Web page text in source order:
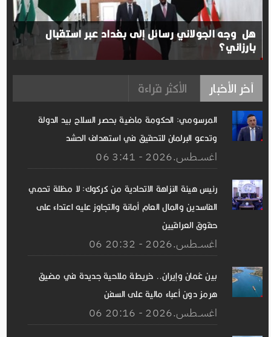
هل وجه الجولاني رسائل إلى بغداد عبر استقبال
بارزاني؟
آخر الأخبار الأكثر قراءة
المرسومي: الحكومة ماضية بحصر السلاح بيد الدولة
وتدعو البرلمان للتحقيق في استهداف الحشد
06 اغســطس.2026 - 3:41
رئيس هيئة النزاهة الاتحادية من كركوك: لا مظلة تحمي
الفاسدين والمال العام أمانة والتجاوز عليه اعتداء على
حقوق العراقيين
06 اغســطس.2026 - 20:32
بين عُمان وإيران.. خريطة ملاحية جديدة في مضيق
هرمز دون أعباء مالية على السفن
06 اغســطس.2026 - 20:16